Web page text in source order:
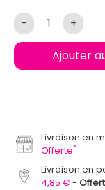
- +
Ajouter
Livraison en
Offerte*
Livraison en
4,85 €